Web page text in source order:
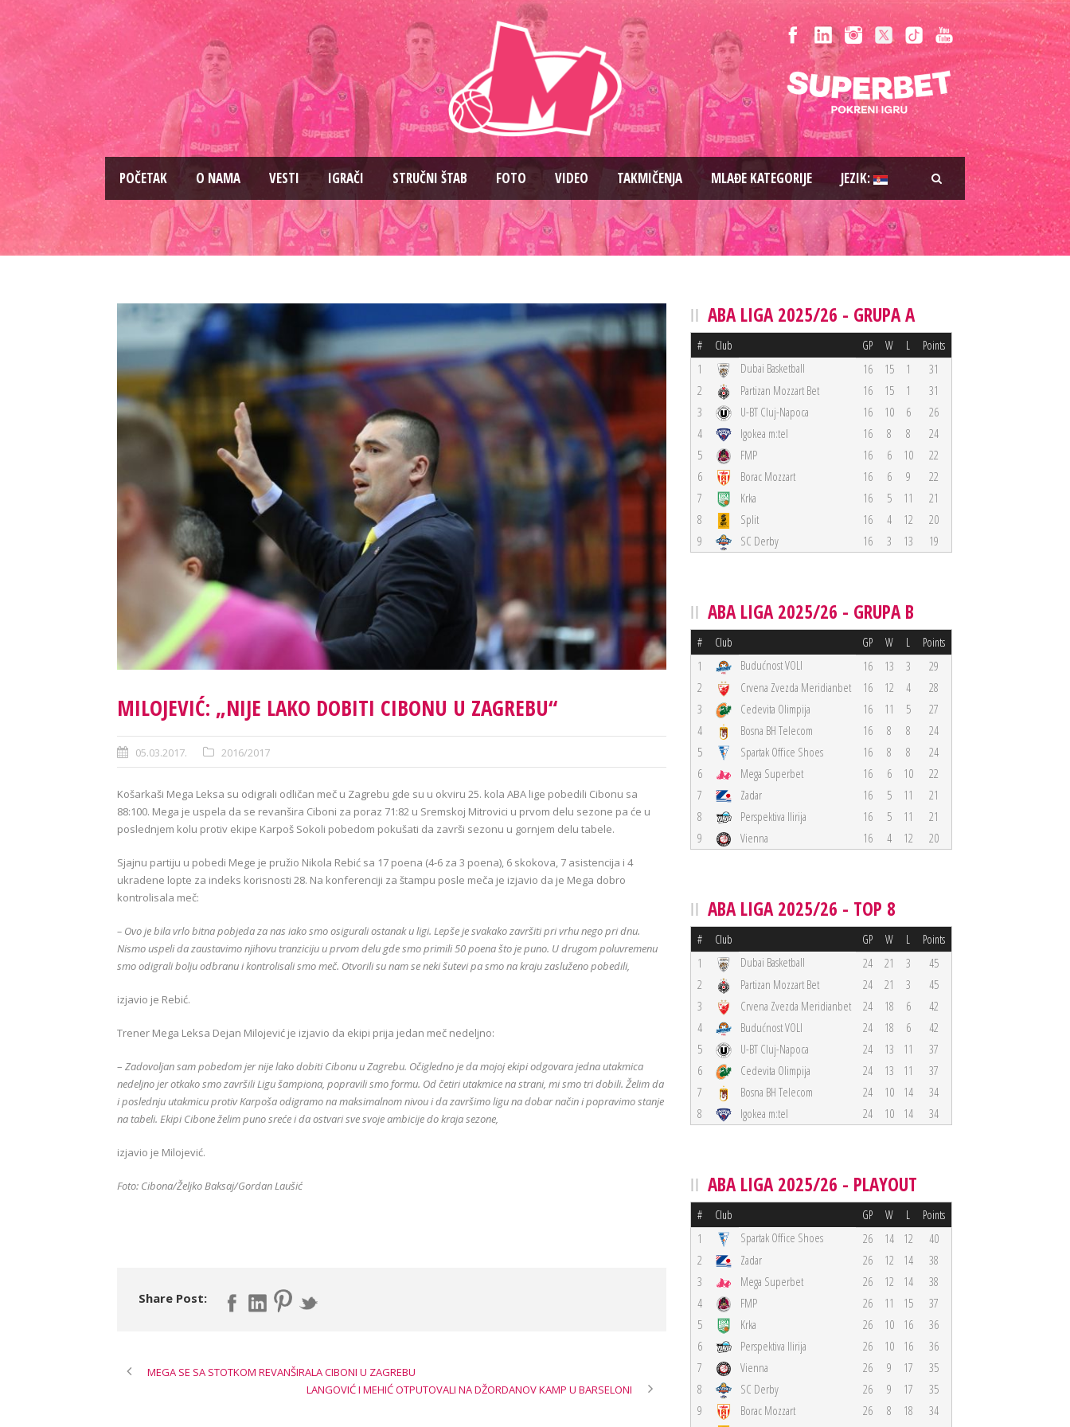
PОČETAK O NAMA VESTI IGRAČI STRUČNI ŠTAB FOTO VIDEO TAKMIČENJA MLAĐE KATEGORIJE JEZIK:
MILOJEVIĆ: „NIJE LAKO DOBITI CIBONU U ZAGREBU“
05.03.2017. 2016/2017
Košarkaši Mega Leksa su odigrali odličan meč u Zagrebu gde su u okviru 25. kola ABA lige pobedili Cibonu sa
88:100. Mega je uspela da se revanšira Ciboni za poraz 71:82 u Sremskoj Mitrovici u prvom delu sezone pa će u
poslednjem kolu protiv ekipe Karpoš Sokoli pobedom pokušati da završi sezonu u gornjem delu tabele.
Sjajnu partiju u pobedi Mege je pružio Nikola Rebić sa 17 poena (4-6 za 3 poena), 6 skokova, 7 asistencija i 4
ukradene lopte za indeks korisnosti 28. Na konferenciji za štampu posle meča je izjavio da je Mega dobro
kontrolisala meč:
– Ovo je bila vrlo bitna pobjeda za nas iako smo osigurali ostanak u ligi. Lepše je svakako završiti pri vrhu nego pri dnu.
Nismo uspeli da zaustavimo njihovu tranziciju u prvom delu gde smo primili 50 poena što je puno. U drugom poluvremenu
smo odigrali bolju odbranu i kontrolisali smo meč. Otvorili su nam se neki šutevi pa smo na kraju zasluženo pobedili,
izjavio je Rebić.
Trener Mega Leksa Dejan Milojević je izjavio da ekipi prija jedan meč nedeljno:
– Zadovoljan sam pobedom jer nije lako dobiti Cibonu u Zagrebu. Očigledno je da mojoj ekipi odgovara jedna utakmica
nedeljno jer otkako smo završili Ligu šampiona, popravili smo formu. Od četiri utakmice na strani, mi smo tri dobili. Želim da
i poslednju utakmicu protiv Karpoša odigramo na maksimalnom nivou i da završimo ligu na dobar način i popravimo stanje
na tabeli. Ekipi Cibone želim puno sreće i da ostvari sve svoje ambicije do kraja sezone,
izjavio je Milojević.
Foto: Cibona/Željko Baksaj/Gordan Laušić
Share Post:
MEGA SE SA STOTKOM REVANŠIRALA CIBONI U ZAGREBU
LANGOVIĆ I MEHIĆ OTPUTOVALI NA DŽORDANOV KAMP U BARSELONI
ABA LIGA 2025/26 - GRUPA A
# Club GP W L Points
1 Dubai Basketball 16 15 1
31
2
Partizan Mozzart Bet 16 15 1
31
3
U-BT Cluj-Napoca 16 10 6
26
4
Igokea m:tel 16 8 8
24
5
FMP 16 6 10
22
6
Borac Mozzart 16 6 9
22
7
Krka 16 5 11
21
8
Split 16 4 12
20
9
SC Derby 16 3 13 19
ABA LIGA 2025/26 - GRUPA B
# Club GP W L Points
1 Budućnost VOLI 16 13 3
29
2
Crvena Zvezda Meridianbet 16 12 4
28
3
Cedevita Olimpija 16 11 5
27
4
Bosna BH Telecom 16 8 8
24
5
Spartak Office Shoes 16 8 8
24
6
Mega Superbet 16 6 10
22
7
Zadar 16 5 11
21
8
Perspektiva Ilirija 16 5 11
21
9
Vienna 16 4 12 20
ABA LIGA 2025/26 - TOP 8
# Club GP W L Points
1 Dubai Basketball 24 21 3
45
2
Partizan Mozzart Bet 24 21 3
45
3
Crvena Zvezda Meridianbet 24 18 6
42
4
Budućnost VOLI 24 18 6
42
5
U-BT Cluj-Napoca 24 13 11
37
6
Cedevita Olimpija 24 13 11
37
7
Bosna BH Telecom 24 10 14
34
8
Igokea m:tel 24 10 14 34
ABA LIGA 2025/26 - PLAYOUT
# Club GP W L Points
1 Spartak Office Shoes 26 14 12
40
2
Zadar 26 12 14
38
3
Mega Superbet 26 12 14
38
4
FMP 26 11 15
37
5
Krka 26 10 16
36
6
Perspektiva Ilirija 26 10 16
36
7
Vienna 26 9 17
35
8
SC Derby 26 9 17
35
9
Borac Mozzart 26 8 18
34